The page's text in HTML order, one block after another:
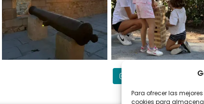
Para ofrecer las
cookies para
Síguenos en